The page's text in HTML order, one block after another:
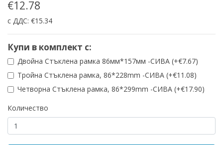
€12.78
с ДДС: €15.34
Купи в комплект с:
Двойна Стъклена рамка 86мм*157мм -СИВА (+€7.67)
Тройна Стъклена рамка, 86*228mm -СИВА (+€11.08)
Четворна Стъклена рамка, 86*299mm -СИВА (+€17.90)
Количество